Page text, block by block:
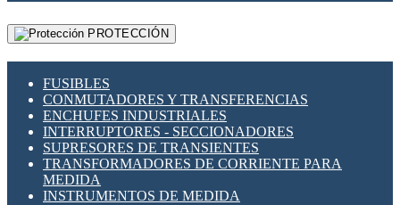
PROTECCIÓN
FUSIBLES
CONMUTADORES Y TRANSFERENCIAS
ENCHUFES INDUSTRIALES
INTERRUPTORES - SECCIONADORES
SUPRESORES DE TRANSIENTES
TRANSFORMADORES DE CORRIENTE PARA
MEDIDA
INSTRUMENTOS DE MEDIDA